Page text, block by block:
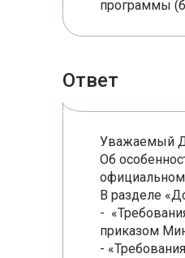
программы
Ответ
Уважаемый
Об
официальном
В разделе
-
приказом
-